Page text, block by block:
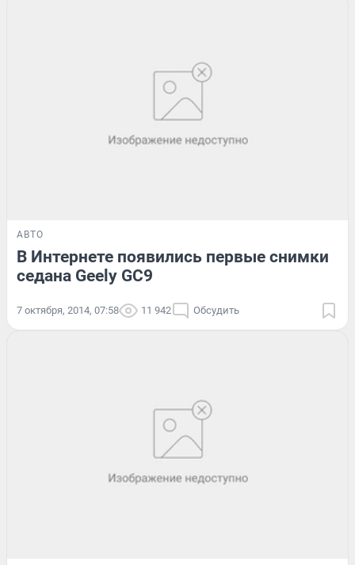
АВТО
В Интернете появились первые снимки
седана Geely GС9
7 октября, 2014, 07:58 11 942 Обсудить